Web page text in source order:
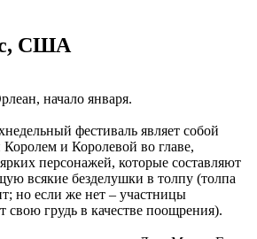
США
начало января.
фестиваль являет собой
и Королевой во главе,
персонажей, которые составляют
всякие безделушки в толпу (толпа
но если же нет – участницы
грудь в качестве поощрения).